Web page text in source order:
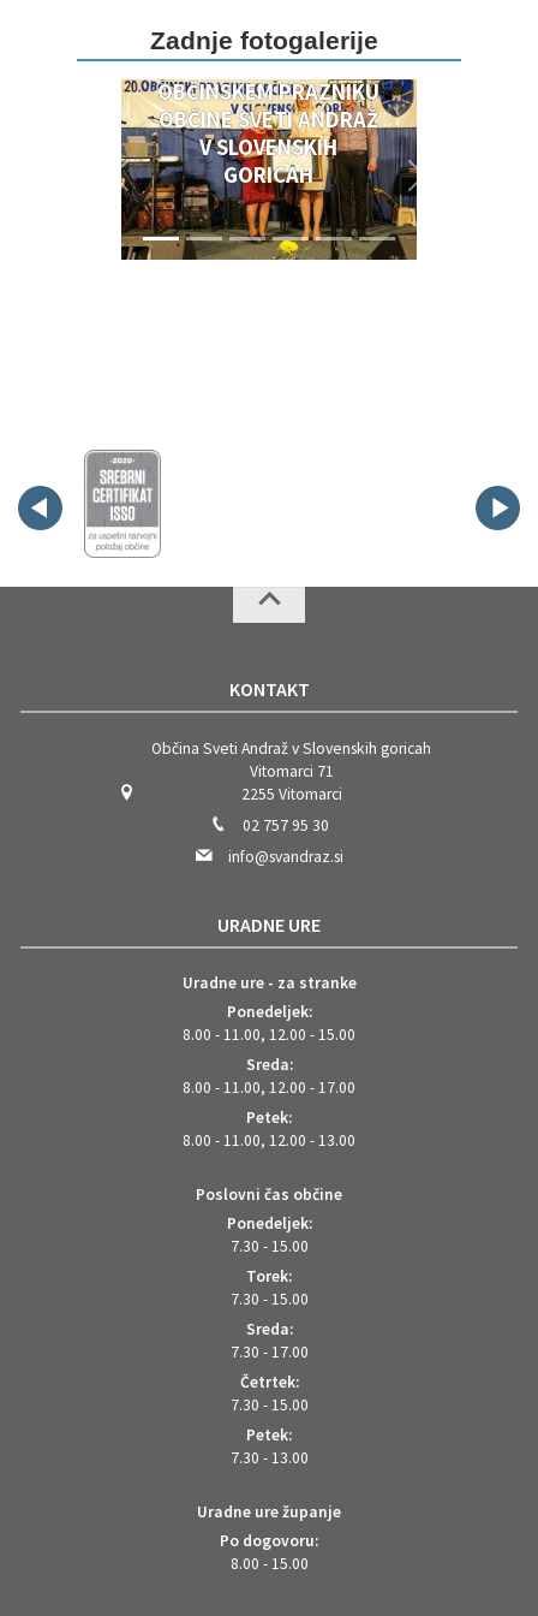
Zadnje fotogalerije
DOGODKI OB 20.
OBČINSKEM PRAZNIKU
OBČINSKEM PRAZNIKU
OBČINE SVETI ANDRAŽ
V SLOVENSKIH
GORICAH
KONTAKT
Občina Sveti Andraž v Slovenskih goricah
Vitomarci 71
2255 Vitomarci
02 757 95 30
info@svandraz.si
URADNE URE
Uradne ure - za stranke
Ponedeljek:
8.00 - 11.00, 12.00 - 15.00
Sreda:
8.00 - 11.00, 12.00 - 17.00
Petek:
8.00 - 11.00, 12.00 - 13.00
Poslovni čas občine
Ponedeljek:
7.30 - 15.00
Torek:
7.30 - 15.00
Sreda:
7.30 - 17.00
Četrtek:
7.30 - 15.00
Petek:
7.30 - 13.00
Uradne ure županje
Po dogovoru:
8.00 - 15.00